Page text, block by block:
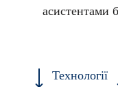
асистентами
Технології